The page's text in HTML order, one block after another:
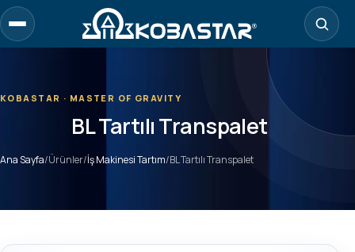
Ana
içeriğe
geç
KOBASTAR · MASTER OF GRAVITY
BL Tartılı Transpalet
Ana Sayfa/Ürünler/İş Makinesi Tartım/BL Tartılı Transpalet